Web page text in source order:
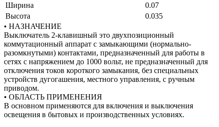
Ширина
0.07
Высота
0.035
• НАЗНАЧЕНИЕ
Выключатель 2-клавишный это двухпозиционный
коммутационный аппарат с замыкающими (нормально-
разомкнутыми) контактами, предназначенный для работы в
сетях с напряжением до 1000 вольт, не предназначенный для
отключения токов короткого замыкания, без специальных
устройств дугогашения, местного управления, с ручным
приводом.
• ОБЛАСТЬ ПРИМЕНЕНИЯ
В основном применяются для включения и выключения
освещения в бытовых и производственных условиях.